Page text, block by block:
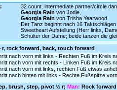
32 count, intermediate partner/circle
Georgia Rain von Jodie,
Georgia Rain von Trisha Yearwood
Der Tanz beginnt nach 16 Taktschlägen
Sweetheart Aufstellung (Herr links,
Schulter der Dame; beide tanzen die
r, rock forward, back, touch forward
nach vorn mit links - Rechten Fuß im Kreis
nach vorn mit rechts - Linken Fuß im Kreis
nach vorn mit links, rechten Fuß etwas
nach hinten mit links - Rechte Fußspitze
brush, step, pivot ½ r; Man: Rock